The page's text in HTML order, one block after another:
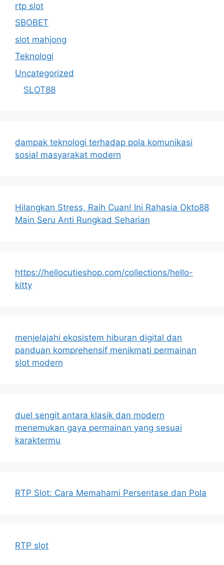
rtp slot
SBOBET
slot mahjong
Teknologi
Uncategorized
SLOT88
dampak teknologi terhadap pola komunikasi
sosial masyarakat modern
Hilangkan Stress, Raih Cuan! Ini Rahasia Okto88
Main Seru Anti Rungkad Seharian
https://hellocutieshop.com/collections/hello-
kitty
menjelajahi ekosistem hiburan digital dan
panduan komprehensif menikmati permainan
slot modern
duel sengit antara klasik dan modern
menemukan gaya permainan yang sesuai
karaktermu
RTP Slot: Cara Memahami Persentase dan Pola
RTP slot